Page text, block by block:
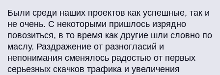
Финансы
Были среди наших проектов как успешные, так и
не очень. С некоторыми пришлось изрядно
повозиться, в то время как другие шли словно по
маслу. Раздражение от разногласий и
непонимания сменялось радостью от первых
серьезных скачков трафика и увеличения